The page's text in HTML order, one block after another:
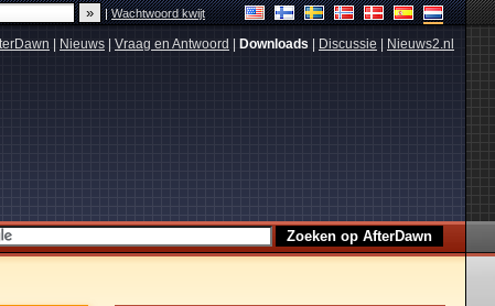
|Wachtwoord kwijt
Nieuws Vraag en Antwoord Downloads Discussie Nieuws2.nl